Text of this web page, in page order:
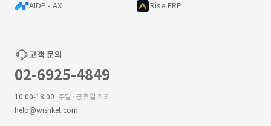
AIDP - AX Rise ERP
고객 문의
02-6925-4849
10:00-18:00 주말·공휴일 제외
help@wishket.com